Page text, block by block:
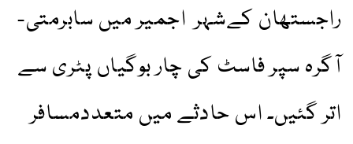
راجستھان کےشہر اجمیر میں سابرمتی-
آگرہ سپر فاسٹ کی چار بوگیاں پٹری سے
اتر گئیں۔ اس حادثے میں متعددمسافر